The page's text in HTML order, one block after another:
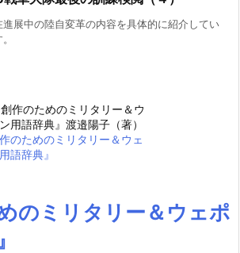
進展中の陸自変革の内容を具体的に紹介してい
作のためのミリタリー＆ウェ
語辞典』
のミリタリー＆ウェポ